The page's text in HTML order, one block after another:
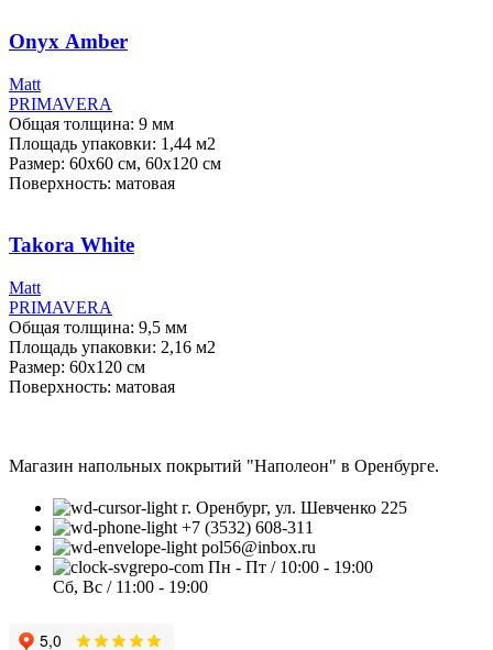
Onyx Аmber
Мatt
PRIMAVERA
Общая толщина: 9 мм
Площадь упаковки: 1,44 м2
Размер: 60x60 см, 60х120 см
Поверхность: матовая
Takora White
Мatt
PRIMAVERA
Общая толщина: 9,5 мм
Площадь упаковки: 2,16 м2
Размер: 60х120 см
Поверхность: матовая
Магазин напольных покрытий "Наполеон" в Оренбурге.
г. Оренбург, ул. Шевченко 225
+7 (3532) 608-311
pol56@inbox.ru
Пн - Пт / 10:00 - 19:00
Сб, Вс / 11:00 - 19:00